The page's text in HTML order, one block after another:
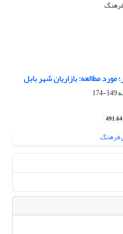
مورد مطالعه: بازاریان شهر بابل
149-174